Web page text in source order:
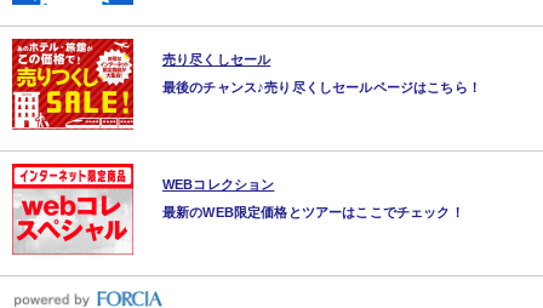
売り尽くしセール
最後のチャンス♪売り尽くしセールページはこちら！
WEBコレクション
最新のWEB限定価格とツアーはここでチェック！